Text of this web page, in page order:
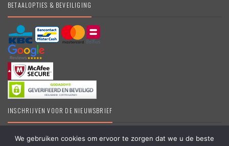
BETAALOPTIES & BEVEILIGING
INSCHRIJVEN VOOR DE NIEUWSBRIEF
We gebruiken cookies om ervoor te zorgen dat we u de beste